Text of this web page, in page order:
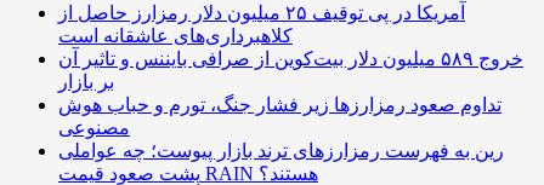
آمریکا در پی توقیف ۲۵ میلیون دلار رمزارز حاصل از
کلاهبرداری‌های عاشقانه است
خروج ۵۸۹ میلیون دلار بیت‌کوین از صرافی بایننس و تاثیر آن
بر بازار
تداوم صعود رمزارزها زیر فشار جنگ، تورم و حباب هوش
مصنوعی
رین به فهرست رمزارزهای ترند بازار پیوست؛ چه عواملی
پشت صعود قیمت RAIN هستند؟